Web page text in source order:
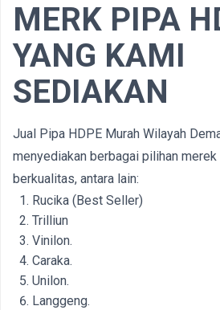
MERK PIPA
YANG KAMI
SEDIAKAN
Jual Pipa HDPE Murah Wilayah
menyediakan berbagai pilihan merek
berkualitas, antara lain:
Rucika (Best Seller)
Trilliun
Vinilon.
Caraka.
Unilon.
Langgeng.